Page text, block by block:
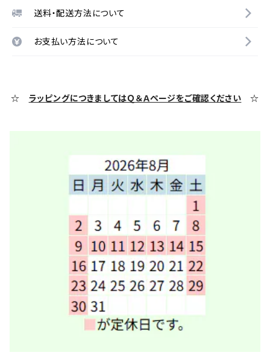
送料・配送方法について
お支払い方法について
☆ ラッピングにつきましてはＱ＆Ａページをご確認ください ☆